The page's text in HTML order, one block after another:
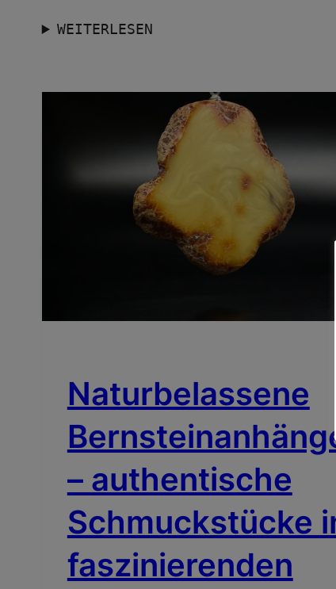
WEITERLESEN
Naturbelassene
– authentische
Schmuckstücke
faszinierenden